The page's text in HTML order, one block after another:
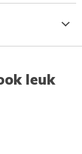
leuk